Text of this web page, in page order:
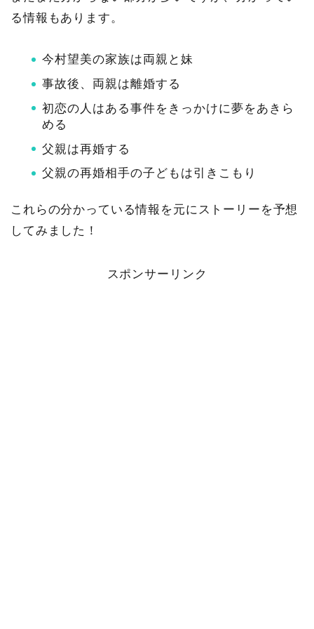
る情報もあります。
今村望美の家族は両親と妹
事故後、両親は離婚する
初恋の人はある事件をきっかけに夢をあきら
める
父親は再婚する
父親の再婚相手の子どもは引きこもり
これらの分かっている情報を元にストーリーを予想
してみました！
スポンサーリンク